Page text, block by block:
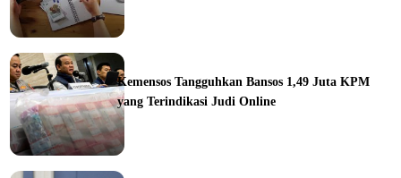
Kemensos Tangguhkan Bansos 1,49 Juta KPM
yang Terindikasi Judi Online